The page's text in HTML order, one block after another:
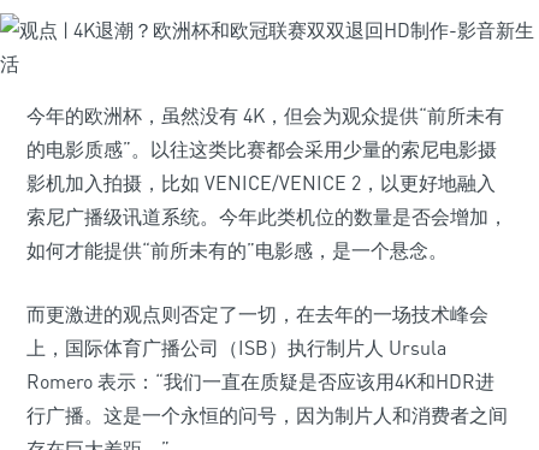
今年的欧洲杯，虽然没有 4K，但会为观众提供“前所未有
的电影质感”。以往这类比赛都会采用少量的索尼电影摄
影机加入拍摄，比如 VENICE/VENICE 2，以更好地融入
索尼广播级讯道系统。今年此类机位的数量是否会增加，
如何才能提供“前所未有的”电影感，是一个悬念。
而更激进的观点则否定了一切，在去年的一场技术峰会
上，国际体育广播公司（ISB）执行制片人 Ursula
Romero 表示：“我们一直在质疑是否应该用4K和HDR进
行广播。这是一个永恒的问号，因为制片人和消费者之间